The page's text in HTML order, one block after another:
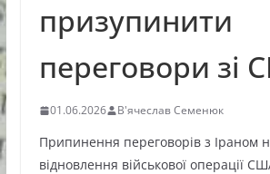
призупинити
переговори зі
01.06.2026 В'ячеслав Семенюк
Припинення переговорів з Іраном
відновлення військової операції